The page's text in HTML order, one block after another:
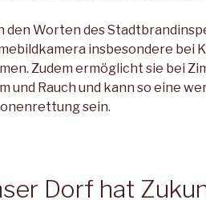
den Worten des
insbesondere bei
Zudem ermöglicht sie bei
und Rauch und kann so eine
sein.
Dorf hat